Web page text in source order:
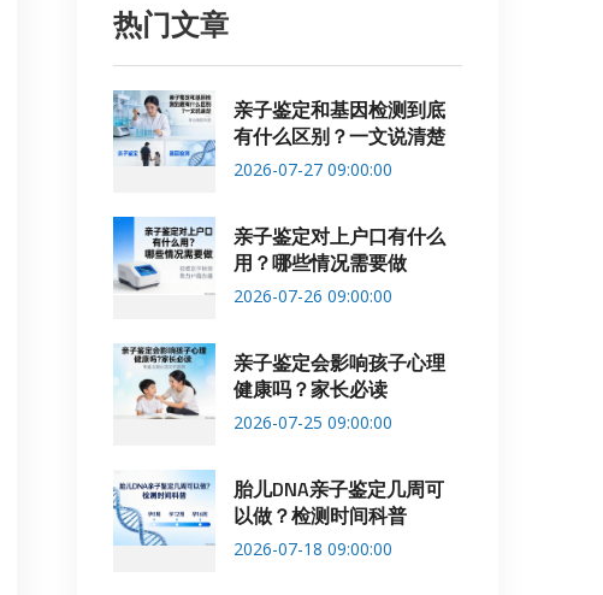
热门文章
亲子鉴定和基因检测到底
有什么区别？一文说清楚
2026-07-27 09:00:00
亲子鉴定对上户口有什么
用？哪些情况需要做
2026-07-26 09:00:00
亲子鉴定会影响孩子心理
健康吗？家长必读
2026-07-25 09:00:00
胎儿DNA亲子鉴定几周可
以做？检测时间科普
2026-07-18 09:00:00